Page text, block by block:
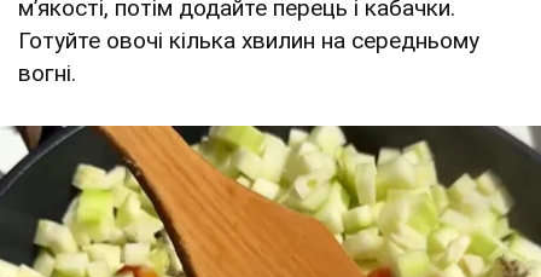
м’якості, потім додайте перець і кабачки.
Готуйте овочі кілька хвилин на середньому
вогні.